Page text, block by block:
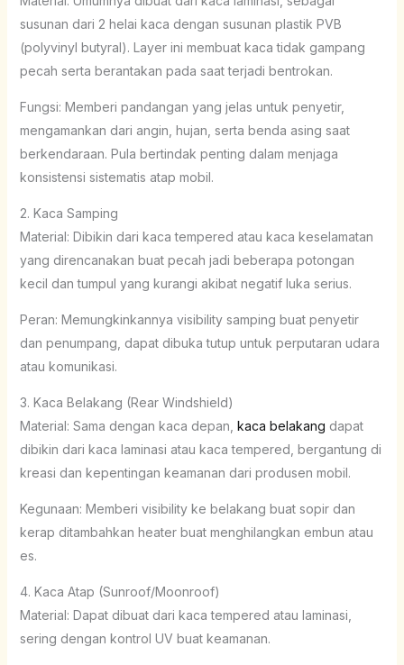
susunan dari 2 helai kaca dengan susunan plastik PVB
(polyvinyl butyral). Layer ini membuat kaca tidak gampang
pecah serta berantakan pada saat terjadi bentrokan.
Fungsi: Memberi pandangan yang jelas untuk penyetir,
mengamankan dari angin, hujan, serta benda asing saat
berkendaraan. Pula bertindak penting dalam menjaga
konsistensi sistematis atap mobil.
2. Kaca Samping
Material: Dibikin dari kaca tempered atau kaca keselamatan
yang direncanakan buat pecah jadi beberapa potongan
kecil dan tumpul yang kurangi akibat negatif luka serius.
Peran: Memungkinkannya visibility samping buat penyetir
dan penumpang, dapat dibuka tutup untuk perputaran udara
atau komunikasi.
3. Kaca Belakang (Rear Windshield)
Material: Sama dengan kaca depan, kaca belakang dapat
dibikin dari kaca laminasi atau kaca tempered, bergantung di
kreasi dan kepentingan keamanan dari produsen mobil.
Kegunaan: Memberi visibility ke belakang buat sopir dan
kerap ditambahkan heater buat menghilangkan embun atau
es.
4. Kaca Atap (Sunroof/Moonroof)
Material: Dapat dibuat dari kaca tempered atau laminasi,
sering dengan kontrol UV buat keamanan.